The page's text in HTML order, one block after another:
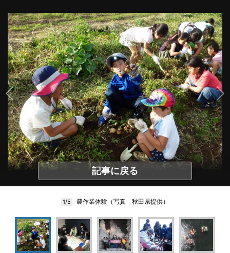
記事に戻る
1/5 農作業体験（写真 秋田県提供）